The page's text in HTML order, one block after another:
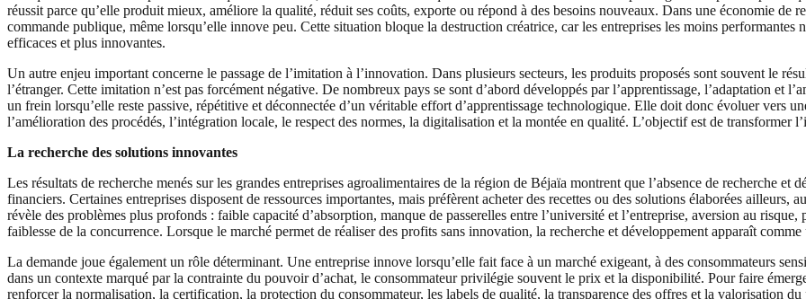
réussit parce qu’elle produit mieux, améliore la qualité, réduit ses coûts, exporte ou répond à des besoins nouveaux. Dans une économie de
commande publique, même lorsqu’elle innove peu. Cette situation bloque la destruction créatrice, car les entreprises les moins performantes
efficaces et plus innovantes.
Un autre enjeu important concerne le passage de l’imitation à l’innovation. Dans plusieurs secteurs, les produits proposés sont souvent le
l’étranger. Cette imitation n’est pas forcément négative. De nombreux pays se sont d’abord développés par l’apprentissage, l’adaptation et
un frein lorsqu’elle reste passive, répétitive et déconnectée d’un véritable effort d’apprentissage technologique. Elle doit donc évoluer vers
l’amélioration des procédés, l’intégration locale, le respect des normes, la digitalisation et la montée en qualité. L’objectif est de
La recherche des solutions innovantes
Les résultats de recherche menés sur les grandes entreprises agroalimentaires de la région de Béjaïa montrent que l’absence de recherche et
financiers. Certaines entreprises disposent de ressources importantes, mais préfèrent acheter des recettes ou des solutions élaborées ailleurs,
révèle des problèmes plus profonds : faible capacité d’absorption, manque de passerelles entre l’université et l’entreprise, aversion au
faiblesse de la concurrence. Lorsque le marché permet de réaliser des profits sans innovation, la recherche et développement apparaît
La demande joue également un rôle déterminant. Une entreprise innove lorsqu’elle fait face à un marché exigeant, à des consommateurs
dans un contexte marqué par la contrainte du pouvoir d’achat, le consommateur privilégie souvent le prix et la disponibilité. Pour faire
renforcer la normalisation, la certification, la protection du consommateur, les labels de qualité, la transparence des offres et la valorisation